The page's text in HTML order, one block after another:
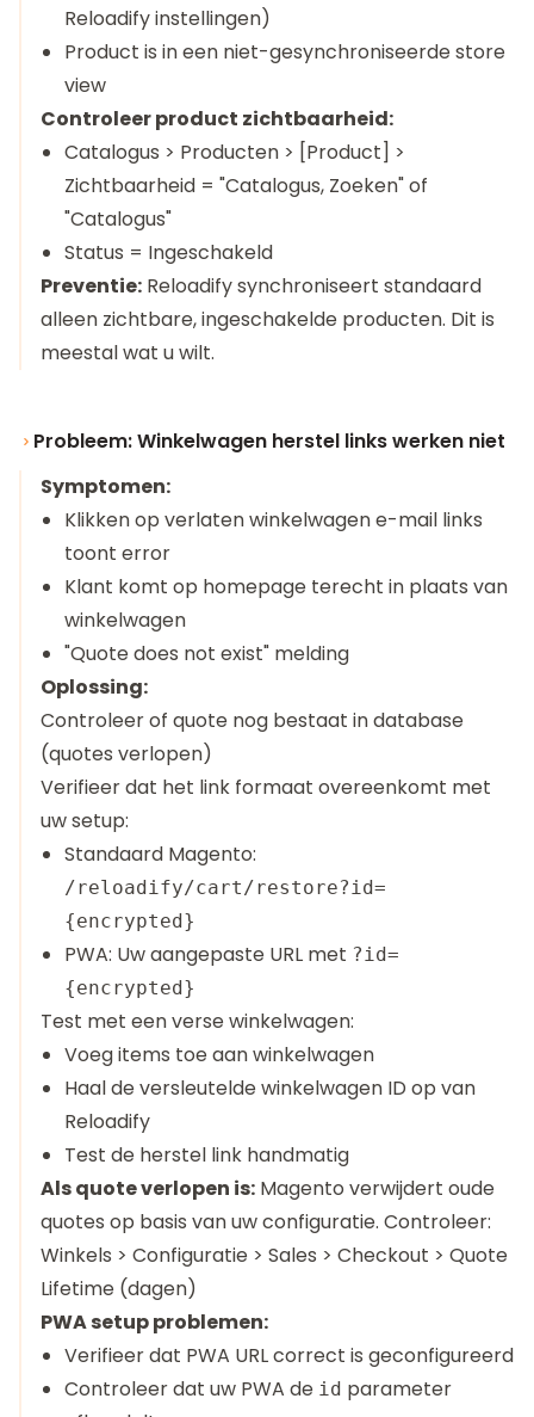
Reloadify instellingen)
Product is in een niet-gesynchroniseerde store
view
Controleer product zichtbaarheid:
Catalogus > Producten > [Product] >
Zichtbaarheid = "Catalogus, Zoeken" of
"Catalogus"
Status = Ingeschakeld
Preventie: Reloadify synchroniseert standaard
alleen zichtbare, ingeschakelde producten. Dit is
meestal wat u wilt.
Probleem: Winkelwagen herstel links werken niet
Symptomen:
Klikken op verlaten winkelwagen e-mail links
toont error
Klant komt op homepage terecht in plaats van
winkelwagen
"Quote does not exist" melding
Oplossing:
Controleer of quote nog bestaat in database
(quotes verlopen)
Verifieer dat het link formaat overeenkomt met
uw setup:
Standaard Magento:
/reloadify/cart/restore?id=
{encrypted}
PWA: Uw aangepaste URL met ?id=
{encrypted}
Test met een verse winkelwagen:
Voeg items toe aan winkelwagen
Haal de versleutelde winkelwagen ID op van
Reloadify
Test de herstel link handmatig
Als quote verlopen is: Magento verwijdert oude
quotes op basis van uw configuratie. Controleer:
Winkels > Configuratie > Sales > Checkout > Quote
Lifetime (dagen)
PWA setup problemen:
Verifieer dat PWA URL correct is geconfigureerd
Controleer dat uw PWA de id parameter